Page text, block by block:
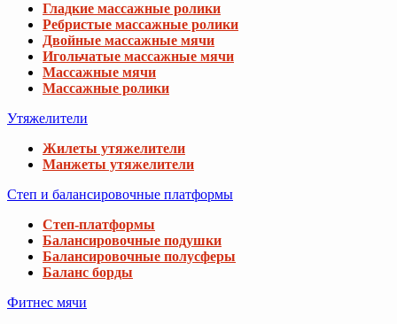
Гладкие массажные ролики
Ребристые массажные ролики
Двойные массажные мячи
Игольчатые массажные мячи
Массажные мячи
Массажные ролики
Утяжелители
Жилеты утяжелители
Манжеты утяжелители
Степ и балансировочные платформы
Степ-платформы
Балансировочные подушки
Балансировочные полусферы
Баланс борды
Фитнес мячи